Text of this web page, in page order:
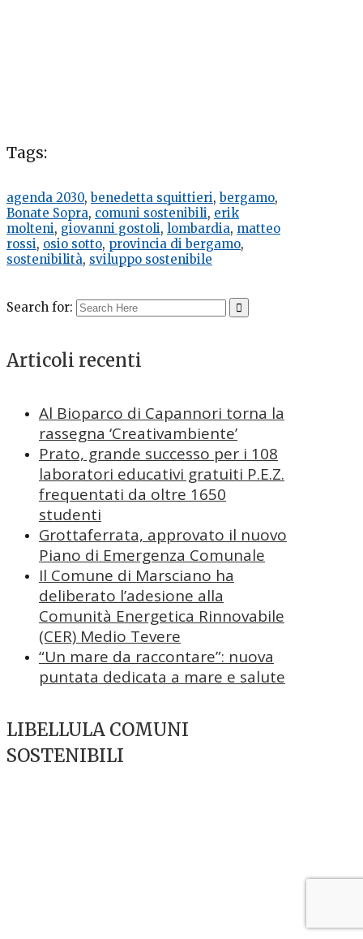
Tags:
agenda 2030, benedetta squittieri, bergamo,
Bonate Sopra, comuni sostenibili, erik
molteni, giovanni gostoli, lombardia, matteo
rossi, osio sotto, provincia di bergamo,
sostenibilità, sviluppo sostenibile
Search for:
Articoli recenti
Al Bioparco di Capannori torna la
rassegna ‘Creativambiente’
Prato, grande successo per i 108
laboratori educativi gratuiti P.E.Z.
frequentati da oltre 1650
studenti
Grottaferrata, approvato il nuovo
Piano di Emergenza Comunale
Il Comune di Marsciano ha
deliberato l’adesione alla
Comunità Energetica Rinnovabile
(CER) Medio Tevere
“Un mare da raccontare”: nuova
puntata dedicata a mare e salute
LIBELLULA COMUNI
SOSTENIBILI